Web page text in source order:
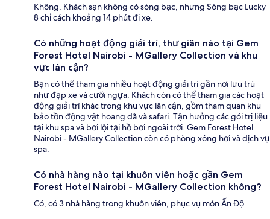
Không, Khách sạn không có sòng bạc, nhưng Sòng bạc Lucky
8 chỉ cách khoảng 14 phút đi xe.
Có những hoạt động giải trí, thư giãn nào tại Gem
Forest Hotel Nairobi - MGallery Collection và khu
vực lân cận?
Bạn có thể tham gia nhiều hoạt động giải trí gần nơi lưu trú
như đạp xe và cưỡi ngựa. Khách còn có thể tham gia các hoạt
động giải trí khác trong khu vực lân cận, gồm tham quan khu
bảo tồn động vật hoang dã và safari. Tận hưởng các gói trị liệu
tại khu spa và bơi lội tại hồ bơi ngoài trời. Gem Forest Hotel
Nairobi - MGallery Collection còn có phòng xông hơi và dịch vụ
spa.
Có nhà hàng nào tại khuôn viên hoặc gần Gem
Forest Hotel Nairobi - MGallery Collection không?
Có, có 3 nhà hàng trong khuôn viên, phục vụ món Ấn Độ.